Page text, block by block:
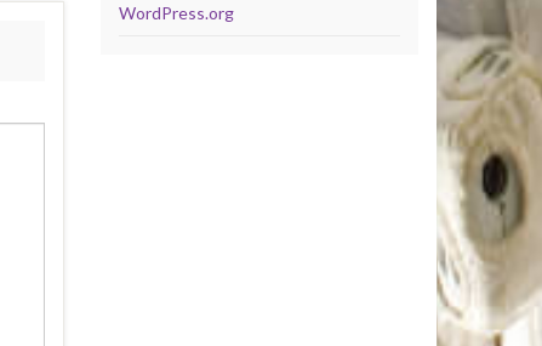
WordPress.org